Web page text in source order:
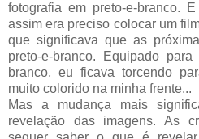
fotografia em preto-e-branco.
assim era preciso colocar um
que significava que as
preto-e-branco. Equipado
branco, eu ficava torcendo
muito colorido na minha frente...
Mas a mudança mais
revelação das imagens. As